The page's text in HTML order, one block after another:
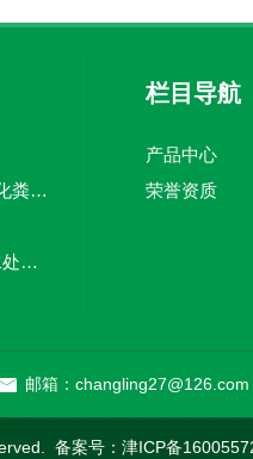
TJZ5100TWC-20化粪池清淘车经济适用 废皮料
嘉中制造车载污水处理设备-环卫车 电动环卫车
栏目导航
产品中心
荣誉资质
邮箱：changling27@126.com
备案号： 津ICP备